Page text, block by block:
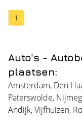
1
Auto's -
plaatsen:
Amsterdam, Den
Paterswolde,
Andijk,Vijfhuizen,